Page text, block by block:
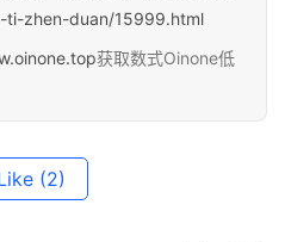
zhen-duan/15999.html
获取数式Oinone低
(2)